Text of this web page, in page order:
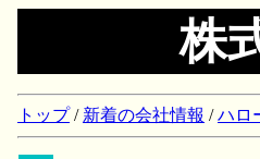
株
トップ/ 新着の会社情報 /ハロ